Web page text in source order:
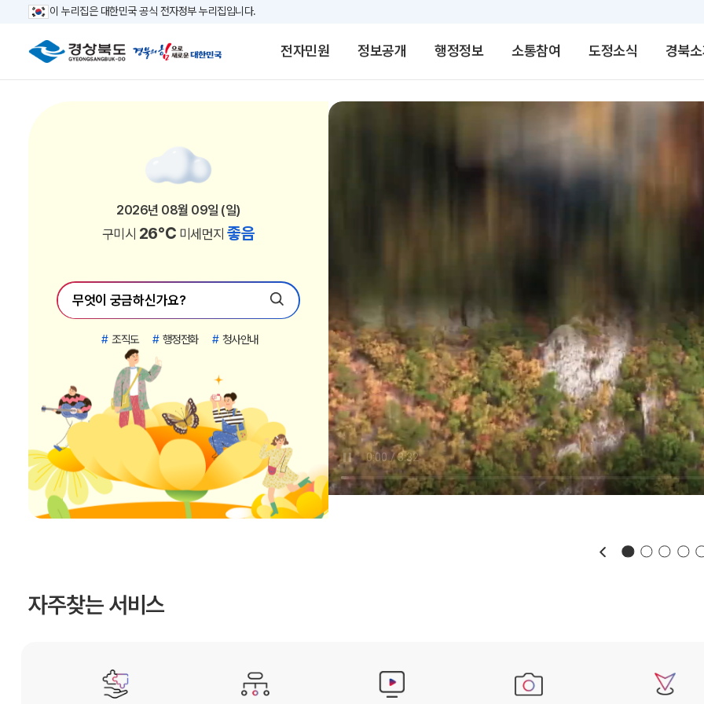
이 누리집은 대한민국 공식 전자정부 누리집입니다.
전자민원 정보공개 행정정보 소통참여 도정소식 경북
2026년 08월 09일 (일)
포항시 26℃ 미세먼지좋음
2026년 08월 09일 (일)
경주시 26℃ 미세먼지좋음
2026년 08월 09일 (일)
김천시 25℃ 미세먼지좋음
2026년 08월 09일 (일)
안동시 25℃ 미세먼지좋음
2026년 08월 09일 (일)
구미시 26℃ 미세먼지좋음
2026년 08월 09일 (일)
영주시 25℃ 미세먼지좋음
2026년 08월 09일 (일)
영천시 26℃ 미세먼지좋음
2026년 08월 09일 (일)
상주시 26℃ 미세먼지좋음
2026년 08월 09일 (일)
문경시 26℃ 미세먼지좋음
2026년 08월 09일 (일)
경산시 26℃ 미세먼지좋음
2026년 08월 09일 (일)
의성군 24℃ 미세먼지좋음
2026년 08월 09일 (일)
청송군 24℃ 미세먼지좋음
2026년 08월 09일 (일)
영양군21℃미세먼지 좋음
2026년 08월 09일 (일)
영덕군 25℃ 미세먼지좋음
2026년 08월 09일 (일)
청도군 25℃ 미세먼지좋음
2026년 08월 09일 (일)
고령군 25℃ 미세먼지좋음
2026년 08월 09일 (일)
성주군 25℃ 미세먼지좋음
2026년 08월 09일 (일)
칠곡군 26℃ 미세먼지좋음
2026년 08월 09일 (일)
봉화군 24℃ 미세먼지좋음
2026년 08월 09일 (일)
예천군 26℃ 미세먼지좋음
2026년 08월 09일 (일)
울진군 25℃ 미세먼지좋음
2026년 08월 09일 (일)
울릉군 26℃ 미세먼지좋음
# 조직도 # 행정전화 # 청사안내
자주찾는 서비스